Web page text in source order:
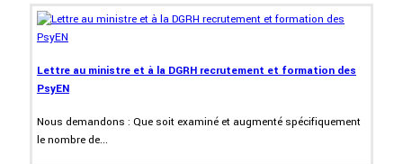
Lettre au ministre et à la DGRH recrutement et formation des
PsyEN
Nous demandons : Que soit examiné et augmenté spécifiquement
le nombre de...